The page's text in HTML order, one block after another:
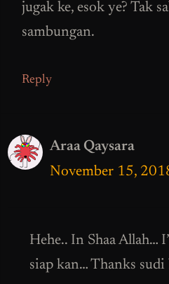
jugak ke, esok ye? Tak
sambungan.
Reply
Araa Qaysara
November 15,
Hehe.. In Shaa Allah…
siap kan… Thanks sudi